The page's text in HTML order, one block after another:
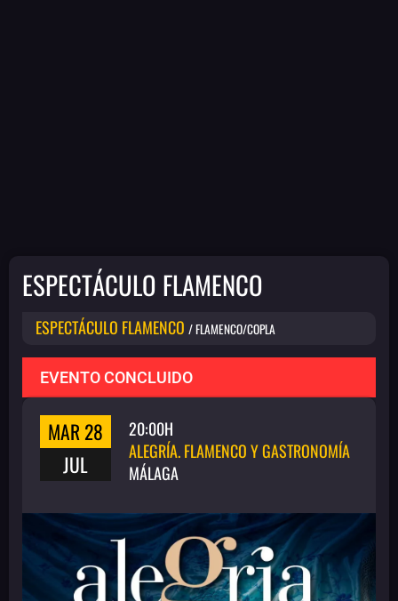
ESPECTÁCULO FLAMENCO
ESPECTÁCULO FLAMENCO / FLAMENCO/COPLA
EVENTO CONCLUIDO
MAR 28
JUL
20:00H
ALEGRÍA. FLAMENCO Y GASTRONOMÍA
MÁLAGA